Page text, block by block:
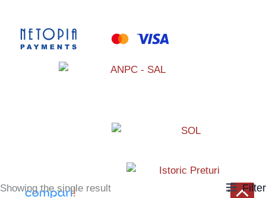
Showing the single result Filter
Scroll